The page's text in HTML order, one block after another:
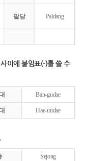
팔당 Paldang
이에 붙임표(-)를 쓸 수
Ban-gudae
Hae-undae
Sejong